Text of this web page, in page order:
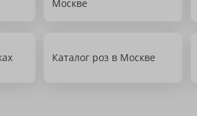
Москве
Каталог роз в Москве